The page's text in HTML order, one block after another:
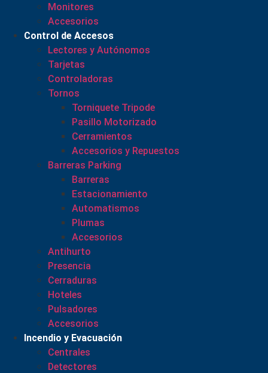
Monitores
Accesorios
Control de Accesos
Lectores y Autónomos
Tarjetas
Controladoras
Tornos
Torniquete Tripode
Pasillo Motorizado
Cerramientos
Accesorios y Repuestos
Barreras Parking
Barreras
Estacionamiento
Automatismos
Plumas
Accesorios
Antihurto
Presencia
Cerraduras
Hoteles
Pulsadores
Accesorios
Incendio y Evacuación
Centrales
Detectores